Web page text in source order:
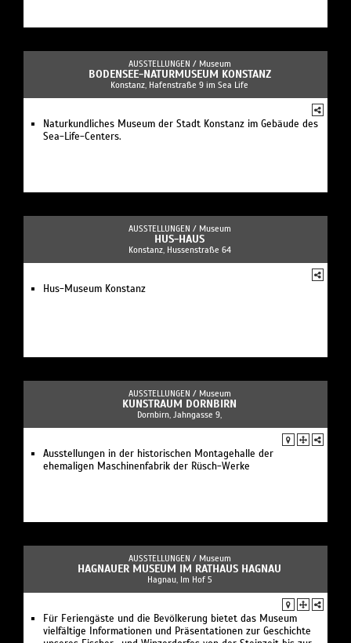
AUSSTELLUNGEN / Museum
BODENSEE-NATURMUSEUM KONSTANZ
Konstanz, Hafenstraße 9 im Sea Life
Naturkundliches Museum der Stadt Konstanz im Gebäude des
Sea-Life-Centers.
AUSSTELLUNGEN / Museum
HUS-HAUS
Konstanz, Hussenstraße 64
Hus-Museum Konstanz
AUSSTELLUNGEN / Museum
KUNSTRAUM DORNBIRN
Dornbirn, Jahngasse 9,
Ausstellungen in der historischen Montagehalle der
ehemaligen Maschinenfabrik der Rüsch-Werke
AUSSTELLUNGEN / Museum
HAGNAUER MUSEUM IM RATHAUS HAGNAU
Hagnau, Im Hof 5
Für Feriengäste und die Bevölkerung bietet das Museum
vielfältige Informationen und Präsentationen zur Geschichte